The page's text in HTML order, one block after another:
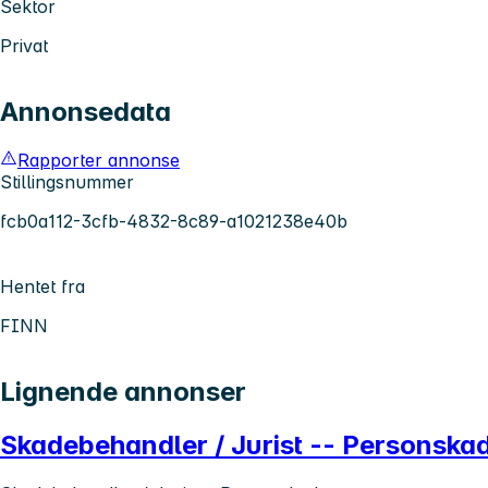
Sektor
Privat
Annonsedata
Rapporter annonse
Stillingsnummer
fcb0a112-3cfb-4832-8c89-a1021238e40b
Hentet fra
FINN
Lignende annonser
Skadebehandler / Jurist --